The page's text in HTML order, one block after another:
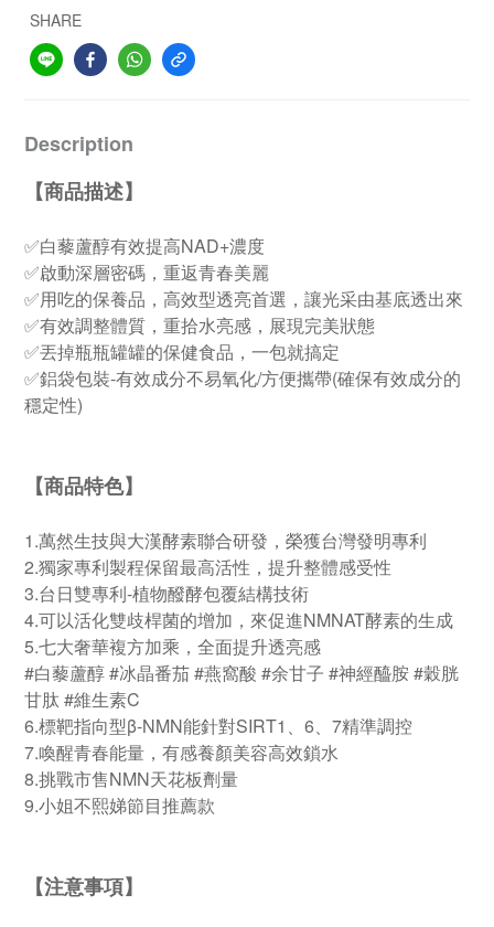
SHARE
Description
【商品描述】
✅白藜蘆醇有效提高NAD+濃度
✅啟動深層密碼，重返青春美麗
✅用吃的保養品，高效型透亮首選，讓光采由基底透出來
✅有效調整體質，重拾水亮感，展現完美狀態
✅丟掉瓶瓶罐罐的保健食品，一包就搞定
✅鋁袋包裝-有效成分不易氧化/方便攜帶(確保有效成分的
穩定性)
【商品特色】
1.萬然生技與大漢酵素聯合研發，榮獲台灣發明專利
2.獨家專利製程保留最高活性，提升整體感受性
3.台日雙專利-植物醱酵包覆結構技術
4.可以活化雙歧桿菌的增加，來促進NMNAT酵素的生成
5.七大奢華複方加乘，全面提升透亮感
#白藜蘆醇 #冰晶番茄 #燕窩酸 #余甘子 #神經醯胺 #穀胱
甘肽 #維生素C
6.標靶指向型β-NMN能針對SIRT1、6、7精準調控
7.喚醒青春能量，有感養顏美容高效鎖水
8.挑戰市售NMN天花板劑量
9.小姐不熙娣節目推薦款
【注意事項】